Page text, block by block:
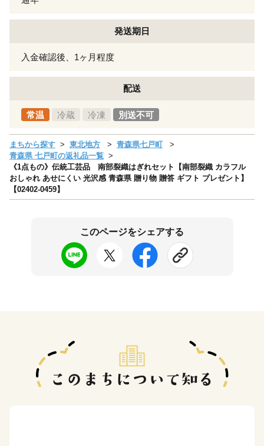
発送期日
入金確認後、1ヶ月程度
配送
常温 冷蔵 冷凍 別送不可
まちから探す 東北地方
青森県七戸町
青森県 七戸町の返礼品一覧
《1点もの》伝統工芸品 南部裂織はぎれセット【南部裂織 カラフル
おしゃれ あせにくい 光沢感 青森県 贈り物 贈答 ギフト プレゼント】
【02402-0459】
このページをシェアする